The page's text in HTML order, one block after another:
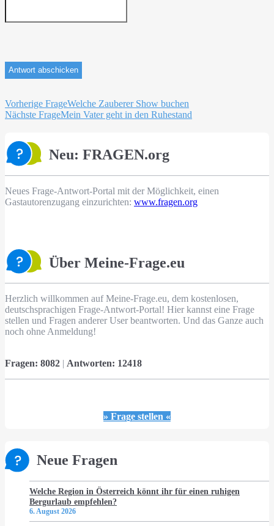
Beitragsnavigation
Vorherige FrageWelche Zauberer Show buchen
Nächste FrageMein Vater geht in den Ruhestand
Neu: FRAGEN.org
Neues Frage-Antwort-Portal mit der Möglichkeit, einen
Gastautorenzugang einzurichten: www.fragen.org
Über Meine-Frage.eu
Herzlich willkommen auf Meine-Frage.eu, dem kostenlosen,
deutschsprachigen Frage-Antwort-Portal! Hier kannst eine Frage
stellen und Fragen anderer User beantworten. Und das Ganze auch
noch ohne Anmeldung!
Fragen: 8082 | Antworten: 12418
» Frage stellen «
Neue Fragen
Welche Region in Österreich könnt ihr für einen ruhigen
Bergurlaub empfehlen?
6. August 2026